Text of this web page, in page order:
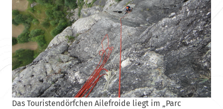
Das Touristendörfchen Ailefroide liegt im „Parc